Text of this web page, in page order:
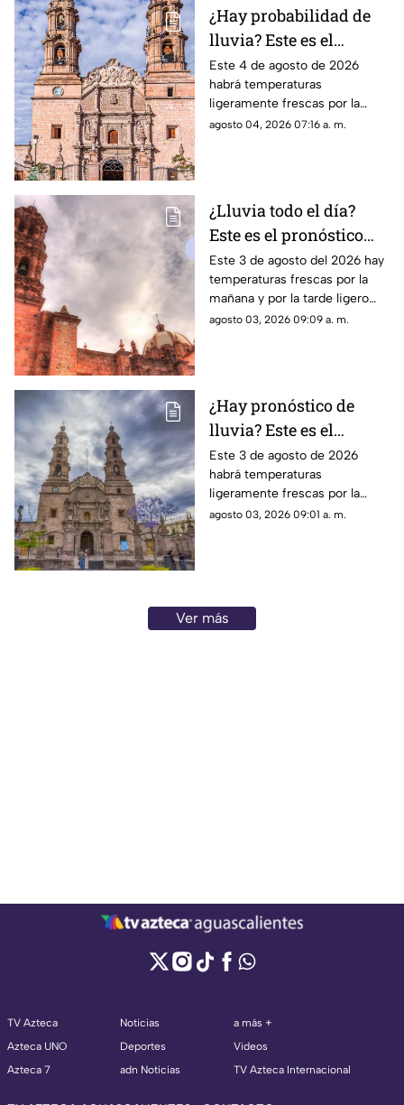
¿Hay probabilidad de
lluvia? Este es el
pronóstico del clima en
Aguascalientes hoy 4
de agosto
Este 4 de agosto de 2026
habrá temperaturas
ligeramente frescas por la
mañana y calor en el día; el
agosto 04, 2026 07:16 a. m.
¿Lluvia todo el día?
Este es el pronóstico
del clima en Zacatecas
HOY lunes 3 de agosto
Este 3 de agosto del 2026 hay
temperaturas frescas por la
mañana y por la tarde ligero
calor; el clima de hoy en
agosto 03, 2026 09:09 a. m.
¿Hay pronóstico de
lluvia? Este es el
pronóstico del clima en
Aguascalientes hoy 3
de agosto
Este 3 de agosto de 2026
habrá temperaturas
ligeramente frescas por la
mañana y calor en el día; el
agosto 03, 2026 09:01 a. m.
Ver más
TV Azteca
Azteca UNO
Azteca 7
Noticias
Deportes
adn Noticias
a más +
Videos
TV Azteca Internacional